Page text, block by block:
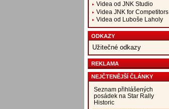
Videa od JNK Studio
Videa JNK for Competitors
Videa od Luboše Laholy
ODKAZY
Užitečné odkazy
REKLAMA
NEJČTENĚJŠÍ ČLÁNKY
Seznam přihlášených
posádek na Star Rally
Historic